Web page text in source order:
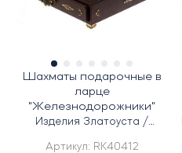
Шахматы подарочные в
ларце
"Железнодорожники"
Изделия Златоуста /
Артикул: RK40412